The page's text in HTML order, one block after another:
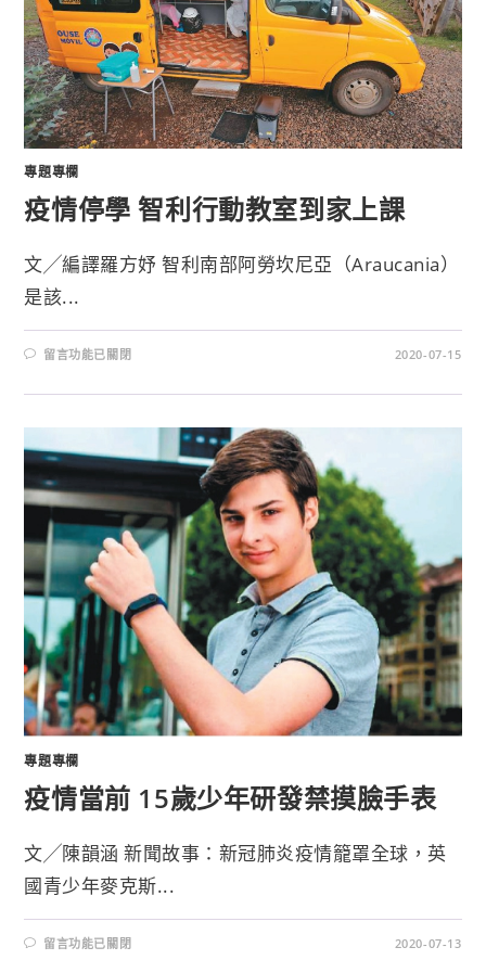
專題專欄
疫情停學 智利行動教室到家上課
文╱編譯羅方妤 智利南部阿勞坎尼亞（Araucania）
是該...
留言功能已關閉 2020-07-15
專題專欄
疫情當前 15歲少年研發禁摸臉手表
文╱陳韻涵 新聞故事：新冠肺炎疫情籠罩全球，英
國青少年麥克斯...
留言功能已關閉 2020-07-13